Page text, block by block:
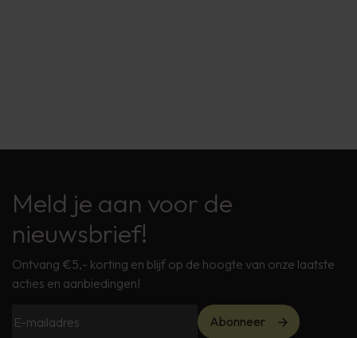
Meld je aan voor de
nieuwsbrief!
Ontvang €5,- korting en blijf op de hoogte van onze laatste
acties en aanbiedingen!
Abonneer